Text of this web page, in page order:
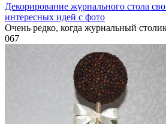
Декорирование журнального стола
интересных идей с фото
Очень редко, когда журнальный
067